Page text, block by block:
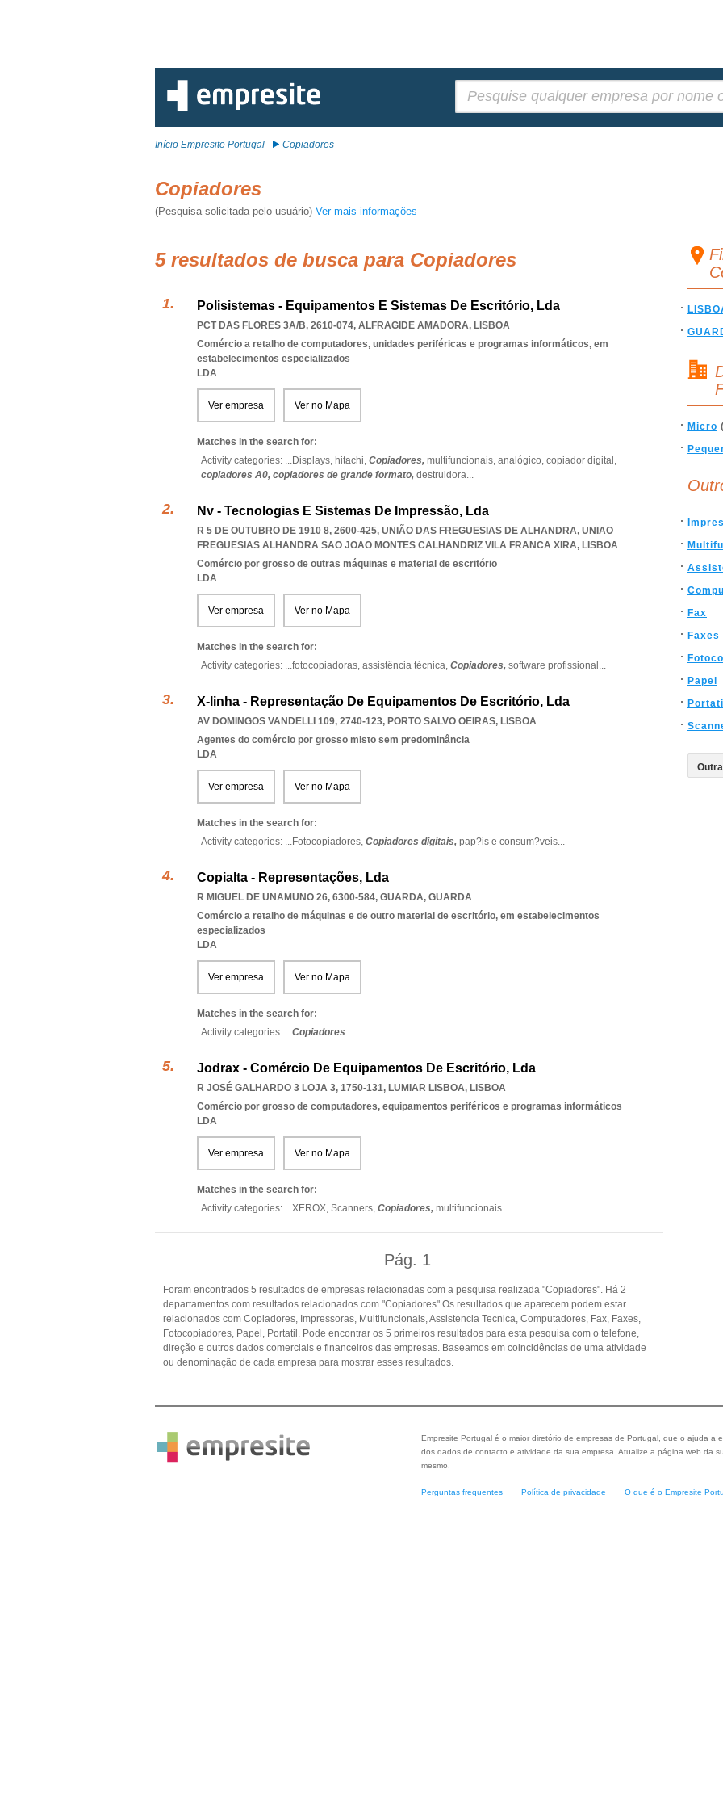
Início Empresite Portugal Copiadores
Copiadores
(Pesquisa solicitada pelo usuário) Ver mais informações
5 resultados de busca para Copiadores
Polisistemas - Equipamentos E Sistemas De Escritório, Lda
PCT DAS FLORES 3A/B, 2610-074, ALFRAGIDE AMADORA, LISBOA
Comércio a retalho de computadores, unidades periféricas e programas informáticos, em
estabelecimentos especializados
LDA
Ver empresa Ver no Mapa
Matches in the search for:
Activity categories: ...Displays, hitachi, Copiadores, multifuncionais, analógico, copiador digital,
copiadores A0, copiadores de grande formato, destruidora...
Nv - Tecnologias E Sistemas De Impressão, Lda
R 5 DE OUTUBRO DE 1910 8, 2600-425, UNIÃO DAS FREGUESIAS DE ALHANDRA, UNIAO
FREGUESIAS ALHANDRA SAO JOAO MONTES CALHANDRIZ VILA FRANCA XIRA, LISBOA
Comércio por grosso de outras máquinas e material de escritório
LDA
Ver empresa Ver no Mapa
Matches in the search for:
Activity categories: ...fotocopiadoras, assistência técnica, Copiadores, software profissional ...
X-linha - Representação De Equipamentos De Escritório, Lda
AV DOMINGOS VANDELLI 109, 2740-123, PORTO SALVO OEIRAS, LISBOA
Agentes do comércio por grosso misto sem predominância
LDA
Ver empresa Ver no Mapa
Matches in the search for:
Activity categories: ...Fotocopiadores, Copiadores digitais, pap?is e consum?veis...
Copialta - Representações, Lda
R MIGUEL DE UNAMUNO 26, 6300-584, GUARDA, GUARDA
Comércio a retalho de máquinas e de outro material de escritório, em estabelecimentos
especializados
LDA
Ver empresa Ver no Mapa
Matches in the search for:
Activity categories: ...Copiadores...
Jodrax - Comércio De Equipamentos De Escritório, Lda
R JOSÉ GALHARDO 3 LOJA 3, 1750-131, LUMIAR LISBOA, LISBOA
Comércio por grosso de computadores, equipamentos periféricos e programas informáticos
LDA
Ver empresa Ver no Mapa
Matches in the search for:
Activity categories: ...XEROX, Scanners, Copiadores, multifuncionais...
Pág. 1
Foram encontrados 5 resultados de empresas relacionadas com a pesquisa realizada "Copiadores". Há 2
departamentos com resultados relacionados com "Copiadores".Os resultados que aparecem podem estar
relacionados com Copiadores, Impressoras, Multifuncionais, Assistencia Tecnica, Computadores, Fax, Faxes,
Fotocopiadores, Papel, Portatil. Pode encontrar os 5 primeiros resultados para esta pesquisa com o telefone,
direção e outros dados comerciais e financeiros das empresas. Baseamos em coincidências de uma atividade
ou denominação de cada empresa para mostrar esses resultados.
Micro
Fax
Faxes
Papel
Empresite Portugal é o maior diretório de empresas de Portugal, que o ajuda a
dos dados de contacto e atividade da sua empresa. Atualize a página web da
mesmo.
Perguntas frequentes Política de privacidade O que é o Empresite